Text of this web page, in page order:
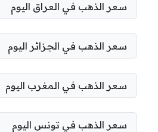
سعر الذهب في العراق اليوم
سعر الذهب في الجزائر اليوم
سعر الذهب في المغرب اليوم
سعر الذهب في تونس اليوم